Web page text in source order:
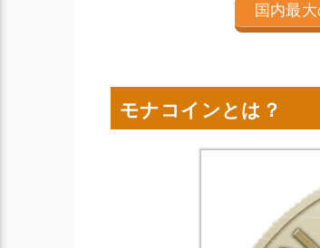
国内最
モナコインとは？